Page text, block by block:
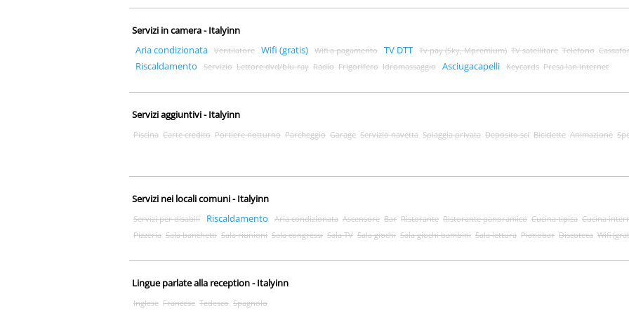
Servizi in camera - Italyinn
Aria condizionata Ventilatore Wifi (gratis) Wifi a pagamento TV DTT Tv pay (Sky, Mpremium) TV satellitare Telefono
Riscaldamento Servizio Lettore dvd/blu-ray Radio Frigorifero Idromassaggio Asciugacapelli Keycards Presa lan internet
Servizi aggiuntivi - Italyinn
Piscina Carte credito Portiere notturno Parcheggio Garage Servizio navetta Spiaggia privata Deposito sci Biciclette Animazione
Servizi nei locali comuni - Italyinn
Servizi per disabili Riscaldamento Aria condizionata Ascensore Bar Ristorante Ristorante panoramico Cucina tipica Cucina
Pizzeria Sala banchetti Sala riunioni Sala congressi Sala TV Sala giochi Sala giochi bambini Sala lettura Pianobar Discoteca Wifi
Lingue parlate alla reception - Italyinn
Inglese Francese Tedesco Spagnolo